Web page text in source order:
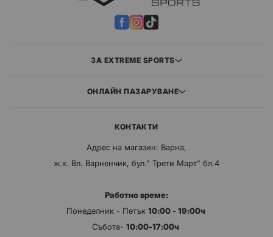
ЗА EXTREME SPORTS
ОНЛАЙН ПАЗАРУВАНЕ
КОНТАКТИ
Адрес на магазин: Варна,
ж.к. Вл. Варненчик, бул." Трети Март" бл.4
Работно време:
Понеделник - Петък 10:00 - 19:00ч
Събота- 10:00-17:00ч